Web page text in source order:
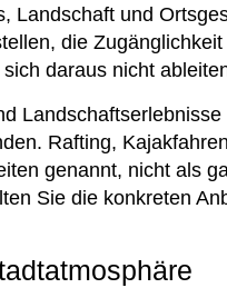
Landschaft und
die
daraus nicht
Rafting,
genannt, nicht als
Sie die konkreten